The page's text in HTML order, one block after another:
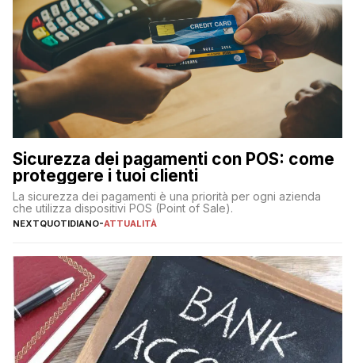
Sicurezza dei pagamenti con POS: come
proteggere i tuoi clienti
La sicurezza dei pagamenti è una priorità per ogni azienda
che utilizza dispositivi POS (Point of Sale).
NEXTQUOTIDIANO-ATTUALITÀ